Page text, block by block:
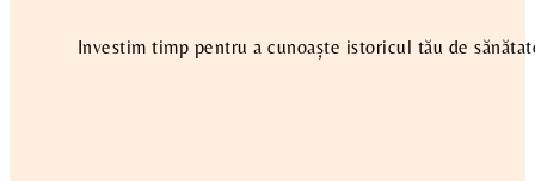
Investim timp pentru a cunoaște istoricul tău de